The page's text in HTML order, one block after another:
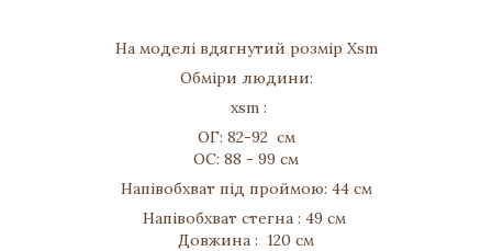
На моделі вдягнутий розмір Хsm
Обміри людини:
xsm :
ОГ: 82-92 см
ОС: 88 - 99 см
Напівобхват під проймою: 44 см
Напівобхват стегна : 49 см
Довжина : 120 см